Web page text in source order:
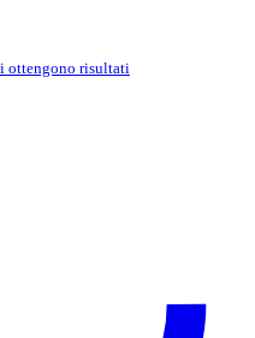
ottengono risultati